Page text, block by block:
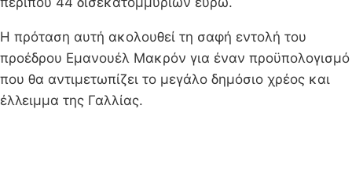
Η πρόταση αυτή ακολουθεί τη σαφή εντολή του
προέδρου Εμανουέλ Μακρόν για έναν προϋπολογισμό
που θα αντιμετωπίζει το μεγάλο δημόσιο χρέος και
έλλειμμα της Γαλλίας.